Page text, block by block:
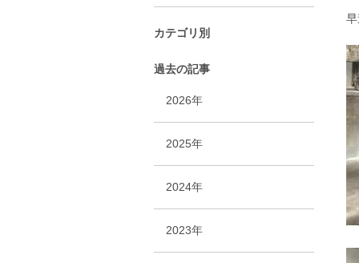
カテゴリ別
過去の記事
2026年
2025年
2024年
2023年